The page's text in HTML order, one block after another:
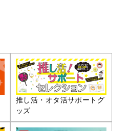
推し活・オタ活サポートグ
ッズ